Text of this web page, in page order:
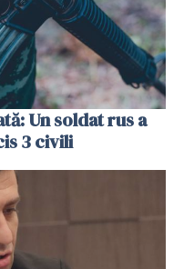
Un soldat rus a
3 civili